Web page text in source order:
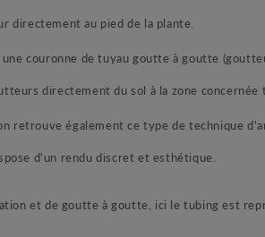
directement au pied de la plante.
couronne de tuyau goutte à goutte
directement du sol à la zone
retrouve également ce type de technique
d'un rendu discret et esthétique.
et de goutte à goutte, ici le tubing est